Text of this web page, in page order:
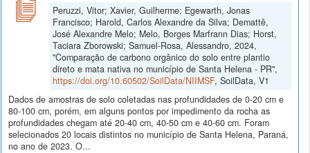
Peruzzi, Vitor; Xavier, Guilherme; Egewarth, Jonas
Francisco; Harold, Carlos Alexandre da Silva; Demattê,
José Alexandre Melo; Melo, Borges Marfrann Dias; Horst,
Taciara Zborowski; Samuel-Rosa, Alessandro, 2024,
"Comparação de carbono orgânico do solo entre plantio
direto e mata nativa no município de Santa Helena - PR",
https://doi.org/10.60502/SoilData/NIIMSF, SoilData, V1
Dados de amostras de solo coletadas nas profundidades de 0-20 cm e
80-100 cm, porém, em alguns pontos por impedimento da rocha as
profundidades chegam até 20-40 cm, 40-50 cm e 40-60 cm. Foram
selecionados 20 locais distintos no município de Santa Helena, Paraná,
no ano de 2023. O...